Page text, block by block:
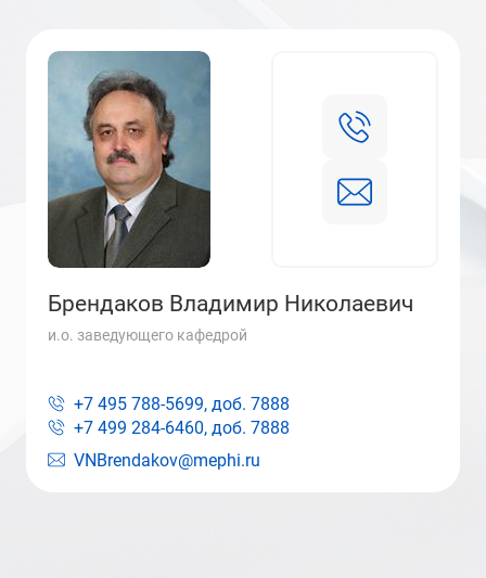
Брендаков Владимир Николаевич
и.о. заведующего кафедрой
VNBrendakov@mephi.ru
+7 495 788-5699, доб. 7888
+7 499 284-6460, доб. 7888